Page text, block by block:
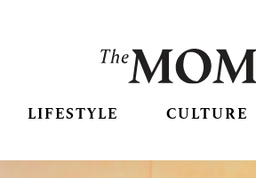
LIFESTYLE CULTURE